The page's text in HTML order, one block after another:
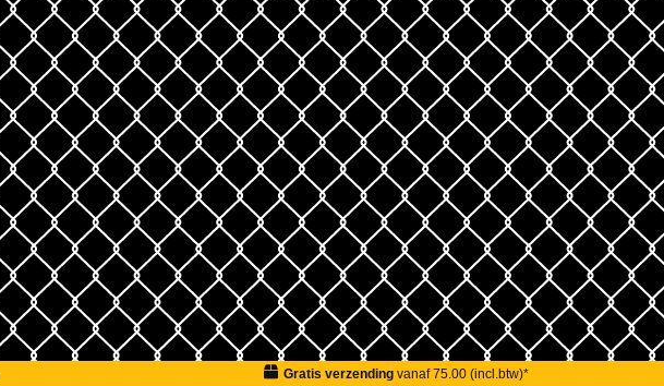
Gratis verzendingvanaf 75.00 (incl.btw)*